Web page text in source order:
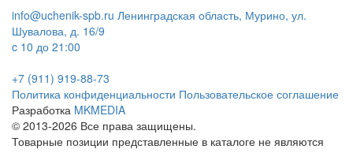
info@uchenik-spb.ru Ленинградская область, Мурино, ул.
Шувалова, д. 16/9
c 10 до 21:00
+7 (911) 919-88-73
Политика конфиденциальности Пользовательское соглашение
Разработка MKMEDIA
© 2013-2026 Все права защищены.
Товарные позиции представленные в каталоге не являются